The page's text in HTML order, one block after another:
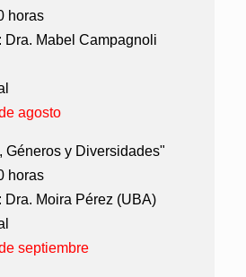
horas
Dra. Mabel Campagnoli
agosto
Géneros y Diversidades"
horas
Dra. Moira Pérez (UBA)
septiembre